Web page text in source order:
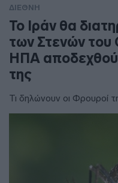
ΔΙΕΘΝΗ
To Ιράν θα
των Στενών του
ΗΠΑ
της
Τι δηλώνουν οι Φρουροί